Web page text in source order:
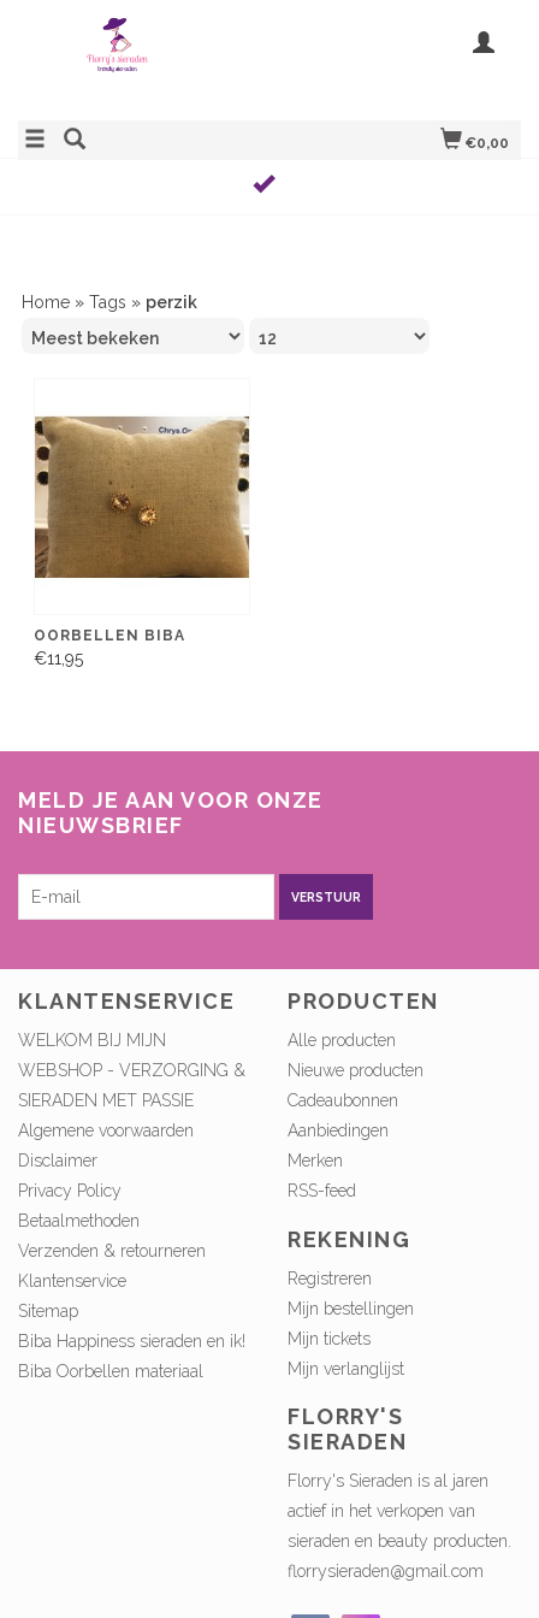
€0,00
Home » Tags » perzik
OORBELLEN BIBA
€11,95
MELD JE AAN VOOR ONZE
NIEUWSBRIEF
VERSTUUR
KLANTENSERVICE
WELKOM BIJ MIJN
WEBSHOP - VERZORGING &
SIERADEN MET PASSIE
Algemene voorwaarden
Disclaimer
Privacy Policy
Betaalmethoden
Verzenden & retourneren
Klantenservice
Sitemap
Biba Happiness sieraden en ik!
Biba Oorbellen materiaal
PRODUCTEN
Alle producten
Nieuwe producten
Cadeaubonnen
Aanbiedingen
Merken
RSS-feed
REKENING
Registreren
Mijn bestellingen
Mijn tickets
Mijn verlanglijst
FLORRY'S
SIERADEN
Florry's Sieraden is al jaren
actief in het verkopen van
sieraden en beauty producten.
florrysieraden@gmail.com